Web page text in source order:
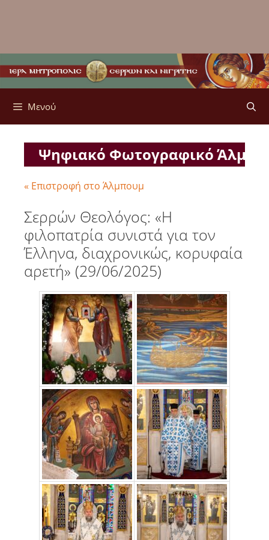
Μενού
Ψηφιακό Φωτογραφικό
« Επιστροφή στο Άλμπουμ
Σερρών Θεολόγος: «Η
φιλοπατρία συνιστά για τον
Έλληνα, διαχρονικώς, κορυφαία
αρετή» (29/06/2025)